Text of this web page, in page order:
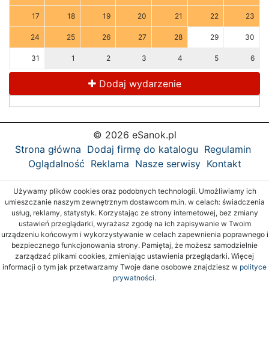
17 18 19 20 21 22 23
24 25 26 27 28 29 30
31 1 2 3 4 5 6
Dodaj wydarzenie
© 2026 eSanok.pl
Strona główna Dodaj firmę do katalogu Regulamin
Oglądalność Reklama Nasze serwisy Kontakt
Używamy plików cookies oraz podobnych technologii. Umożliwiamy ich
umieszczanie naszym zewnętrznym dostawcom m.in. w celach: świadczenia
usług, reklamy, statystyk. Korzystając ze strony internetowej, bez zmiany
ustawień przeglądarki, wyrażasz zgodę na ich zapisywanie w Twoim
urządzeniu końcowym i wykorzystywanie w celach zapewnienia poprawnego i
bezpiecznego funkcjonowania strony. Pamiętaj, że możesz samodzielnie
zarządzać plikami cookies, zmieniając ustawienia przeglądarki. Więcej
informacji o tym jak przetwarzamy Twoje dane osobowe znajdziesz w polityce
prywatności.